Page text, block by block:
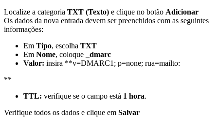
Localize a categoria TXT (Texto) e clique no botão Adicionar
Os dados da nova entrada devem ser preenchidos com as seguintes
informações:
Em Tipo, escolha TXT
Em Nome, coloque
_dmarc
Valor: insira **v=DMARC1; p=none; rua=mailto:
**
TTL: verifique se o campo está 1 hora.
Verifique todos os dados e clique em Salvar